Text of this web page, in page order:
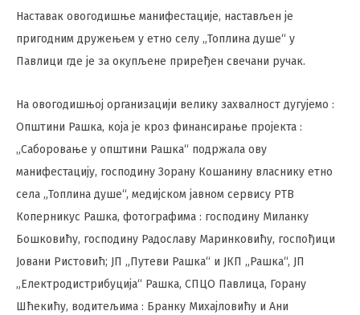
Наставак овогодишње манифестације, настављен је
пригодним дружењем у етно селу „Топлина душе“ у
Павлици где је за окупљене приређен свечани ручак.
На овогодишњој организацији велику захвалност дугујемо :
Општини Рашка, која је кроз финансирање пројекта :
„Саборовање у општини Рашка“ подржала ову
манифестацију, господину Зорану Кошанину власнику етно
села „Топлина душе“, медијском јавном сервису РТВ
Коперникус Рашка, фотографима : господину Миланку
Бошковићу, господину Радославу Маринковићу, госпођици
Јовани Ристовић; ЈП „Путеви Рашка“ и ЈКП „Рашка“, ЈП
„Електродистрибуција“ Рашка, СПЦО Павлица, Горану
Шћекићу, водитељима : Бранку Михајловићу и Ани